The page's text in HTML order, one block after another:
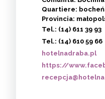
Quartiere:
Provincia:
Tel.: (14) 611 39 93
Tel.: (14) 610 59 66
hotelnadraba.pl
https://